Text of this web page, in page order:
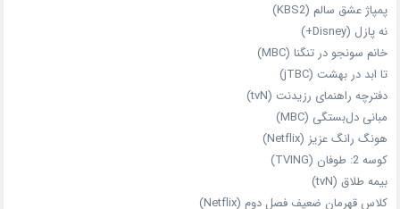
پمپاژ عشق سالم (KBS2)
نه پازل (Disney+)
خانم سونجو در تنگنا (MBC)
تا ابد در بهشت (jTBC)
دفترچه راهنمای رزیدنت (tvN)
مبانی دل‌بستگی (MBC)
هونگ رانگ عزیز (Netflix)
کوسه 2: طوفان (TVING)
بیمه طلاق (tvN)
کلاس قهرمان ضعیف فصل دوم (Netflix)